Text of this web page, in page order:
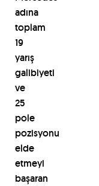
adına
toplam
19
yarış
galibiyeti
ve
25
pole
pozisyonu
elde
etmeyi
başaran